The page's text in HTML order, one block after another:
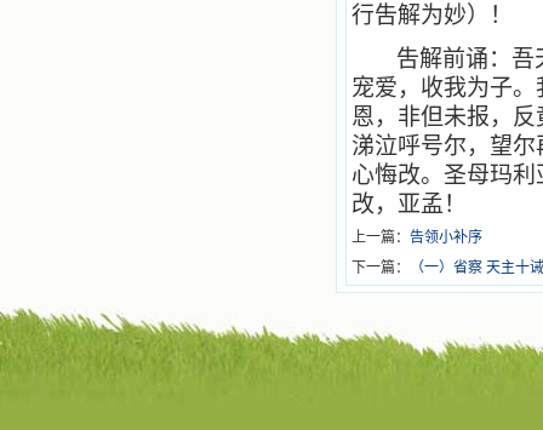
行吿解为妙）！
吿解前诵：吾
宠爱，收我为子
恩，非但未报，
涕泣呼号尔，望
心悔改。圣母玛
改，亚孟！
上一篇： 告领小补序
下一篇：
（一）省察 天主十诫